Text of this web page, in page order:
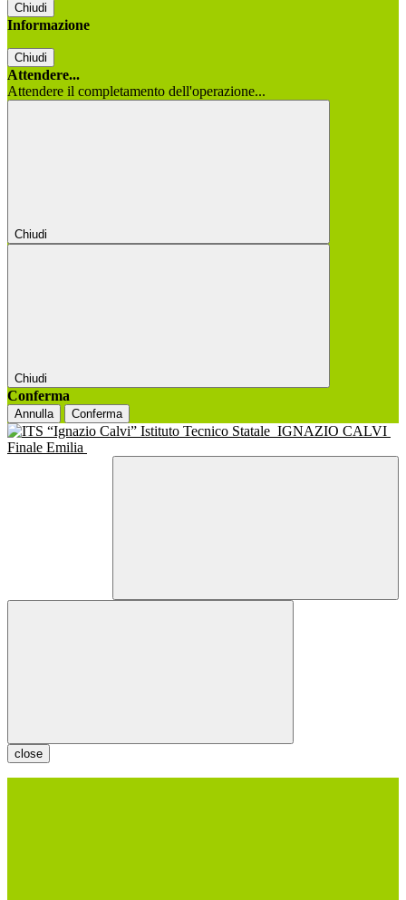
Chiudi
Informazione
Chiudi
Attendere...
Attendere il completamento dell'operazione...
Chiudi
Chiudi
Conferma
Annulla Conferma
Istituto Tecnico Statale IGNAZIO CALVI
Finale Emilia
close